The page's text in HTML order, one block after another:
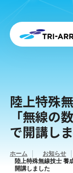
陸上特殊
「無線の
で開講し
ホーム
お知らせ
陸上特殊無線技士 養
開講しました